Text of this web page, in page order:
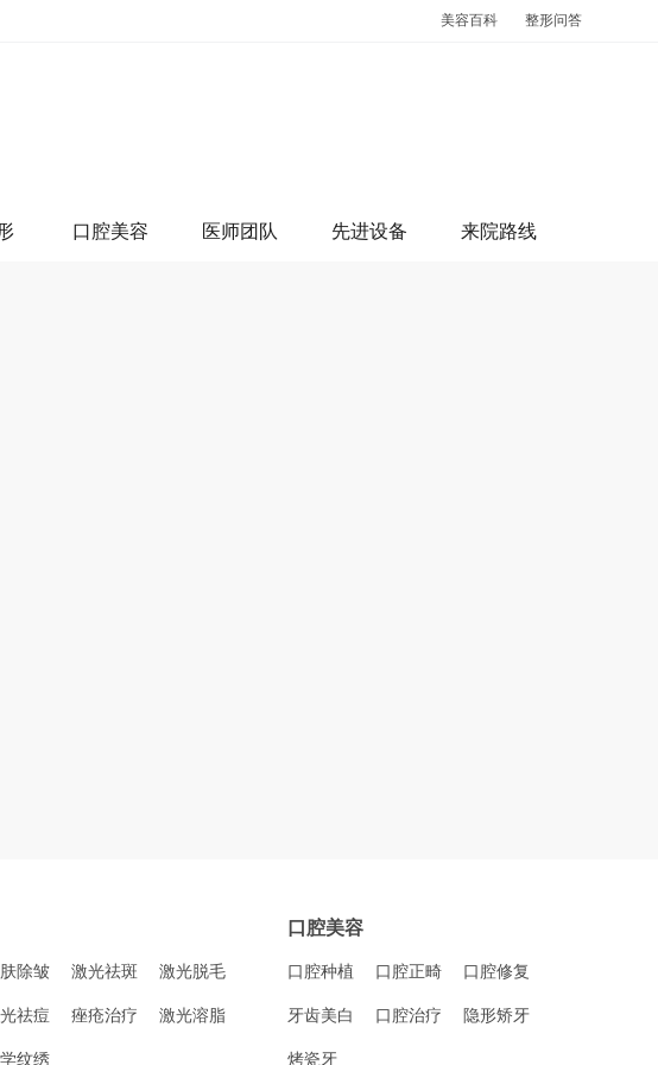
美容百科 整形问答
口腔美容 医师团队 先进设备 来院路线
除皱 激光祛斑 激光脱毛
祛痘 痤疮治疗 激光溶脂
纹绣
口腔美容
口腔种植 口腔正畸 口腔修复
牙齿美白 口腔治疗 隐形矫牙
烤瓷牙